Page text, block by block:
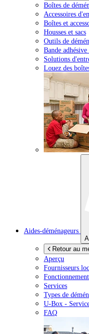
Boîtes de
Accessoires
Boîtes et
Housses et sacs
Outils de
Bande
Solutions
Louez des
Aides-déménageurs
Retour au
Aperçu
Fournisseurs
Fonctionnement
Services
Types de
U-Box -
FAQ